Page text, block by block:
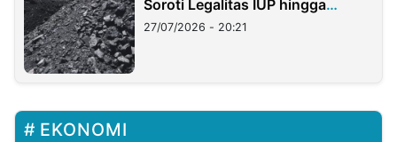
Soroti Legalitas IUP hingga
Stockpile
27/07/2026 - 20:21
EKONOMI